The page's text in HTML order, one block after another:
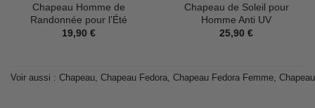
Chapeau Homme de
Randonnée pour l’Été
19,90 €
Chapeau de Soleil pour
Homme Anti UV
25,90 €
Voir aussi : Chapeau Chapeau Fedora Chapeau Fedora Femme